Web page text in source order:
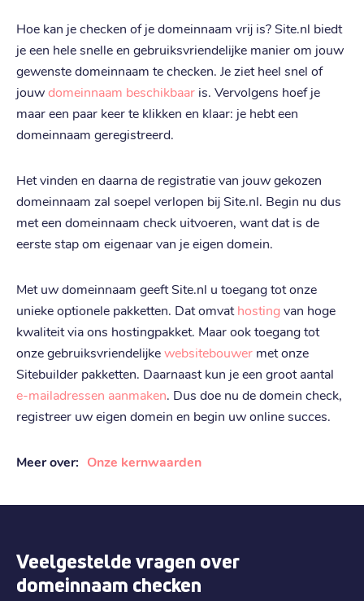
.pl
Registratie € 3,59
Verhuizen: € 3,59
Verlengen : € 17,49
€ 4,99
Verhuizen: € 4,99
Verlengen: € 6,79
.co
Registratie € 21,39
Verhuizen: € 21,39
Verlengen: € 32,09
online
€ 22,79
Verlengen: € 34,19
.io
Registratie: € 41,09
Hoe kan je checken of je domeinnaam vrij is? Site.nl biedt
je een hele snelle en gebruiksvriendelijke manier om jouw
gewenste domeinnaam te checken. Je ziet heel snel of
jouwdomeinnaam beschikbaar is. Vervolgens hoef je
maar een paar keer te klikken en klaar: je hebt een
domeinnaam geregistreerd.
Het vinden en daarna de registratie van jouw gekozen
domeinnaam zal soepel verlopen bij Site.nl. Begin nu dus
met een domeinnaam check uitvoeren, want dat is de
eerste stap om eigenaar van je eigen domein.
Met uw domeinnaam geeft Site.nl u toegang tot onze
unieke optionele pakketten. Dat omvathosting van hoge
kwaliteit via ons hostingpakket. Maar ook toegang tot
onze gebruiksvriendelijkewebsitebouwer met onze
Sitebuilder pakketten. Daarnaast kun je een groot aantal
e-mailadressen aanmaken. Dus doe nu de domein check,
registreer uw eigen domein en begin uw online succes.
Meer over: Onze kernwaarden
Veelgestelde vragen over
domeinnaam checken